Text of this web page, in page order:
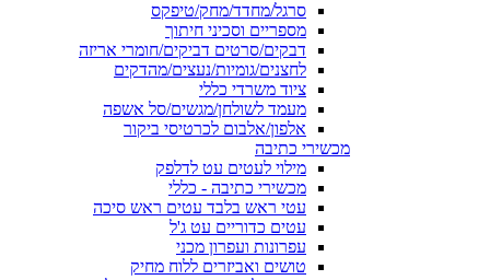
סרגל/מחדד/מחק/טיפקס
מספריים וסכיני חיתוך
דבקים/סרטים דביקים/חומרי אריזה
לחצנים/גומיות/נעצים/מהדקים
ציוד משרדי כללי
מעמד לשולחן/מגשים/סל אשפה
אלפון/אלבום לכרטיסי ביקור
מכשירי כתיבה
מילוי לעטים עט לדלפק
מכשירי כתיבה - כללי
עטי ראש בלבד עטים ראש סיכה
עטים כדוריים עט ג'ל
עפרונות ועפרון מכני
טושים ואביזרים ללוח מחיק